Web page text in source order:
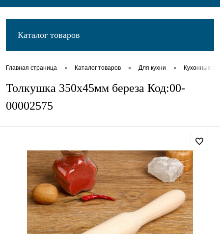
Каталог товаров
Главная страница • Каталог товаров • Для кухни • Кухонные
Толкушка 350х45мм береза Код:00-
00002575